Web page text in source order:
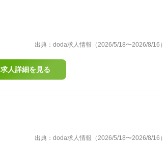
出典：doda求人情報（2026/5/18〜2026/8/16
求人詳細を見る
出典：doda求人情報（2026/5/18〜2026/8/16